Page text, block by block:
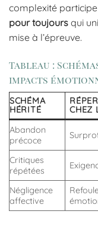
complexité participe
pour toujours qui
mise à l’épreuve.
Tableau :
impacts
SCHÉMA
HÉRITÉ
CHEZ
Abandon
précoce
Critiques
répétées
Négligence
affective